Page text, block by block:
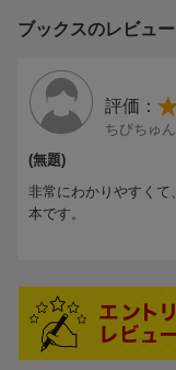
ブックスのレビュー
評価：
ちびちゅ
(無題)
非常にわかりやすくて
本です。